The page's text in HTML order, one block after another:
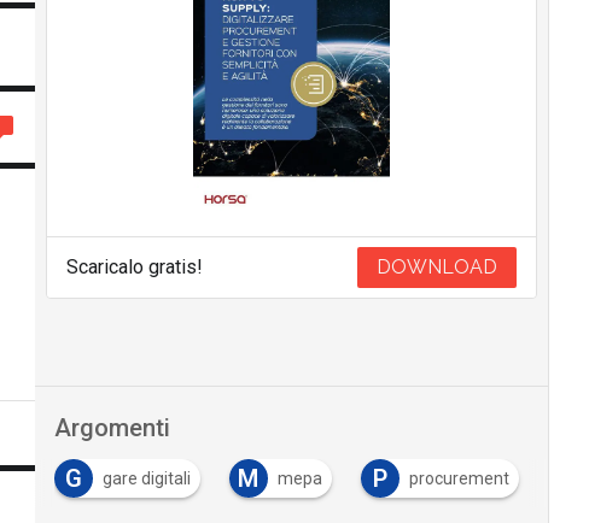
Scaricalo gratis! DOWNLOAD
Argomenti
G gare digitali M mepa P procurement